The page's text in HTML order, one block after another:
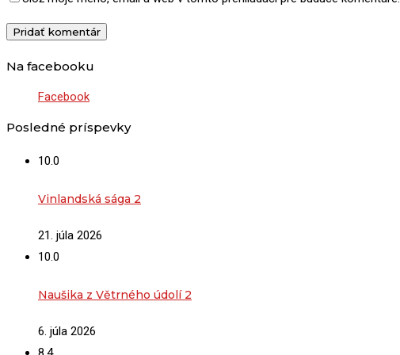
Na facebooku
Facebook
Posledné príspevky
10.0
Vinlandská sága 2
21. júla 2026
10.0
Naušika z Větrného údolí 2
6. júla 2026